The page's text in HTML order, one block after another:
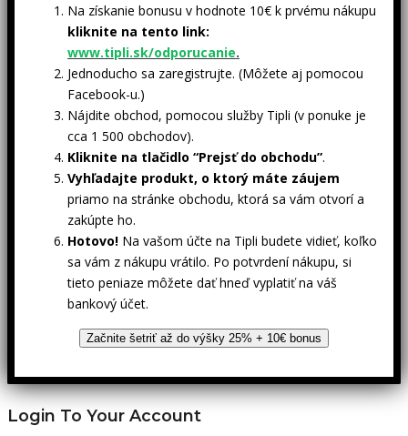
Na získanie bonusu v hodnote 10€ k prvému nákupu
kliknite na tento link:
www.tipli.sk/odporucanie.
Jednoducho sa zaregistrujte. (Môžete aj pomocou
Facebook-u.)
Nájdite obchod, pomocou služby Tipli (v ponuke je
cca 1 500 obchodov).
Kliknite na tlačidlo “Prejsť do obchodu”.
Vyhľadajte produkt, o ktorý máte záujem
priamo na stránke obchodu, ktorá sa vám otvorí a
zakúpte ho.
Hotovo! Na vašom účte na Tipli budete vidieť, koľko
sa vám z nákupu vrátilo. Po potvrdení nákupu, si
tieto peniaze môžete dať hneď vyplatiť na váš
bankový účet.
Začnite šetriť až do výšky 25% + 10€ bonus
Login To Your Account